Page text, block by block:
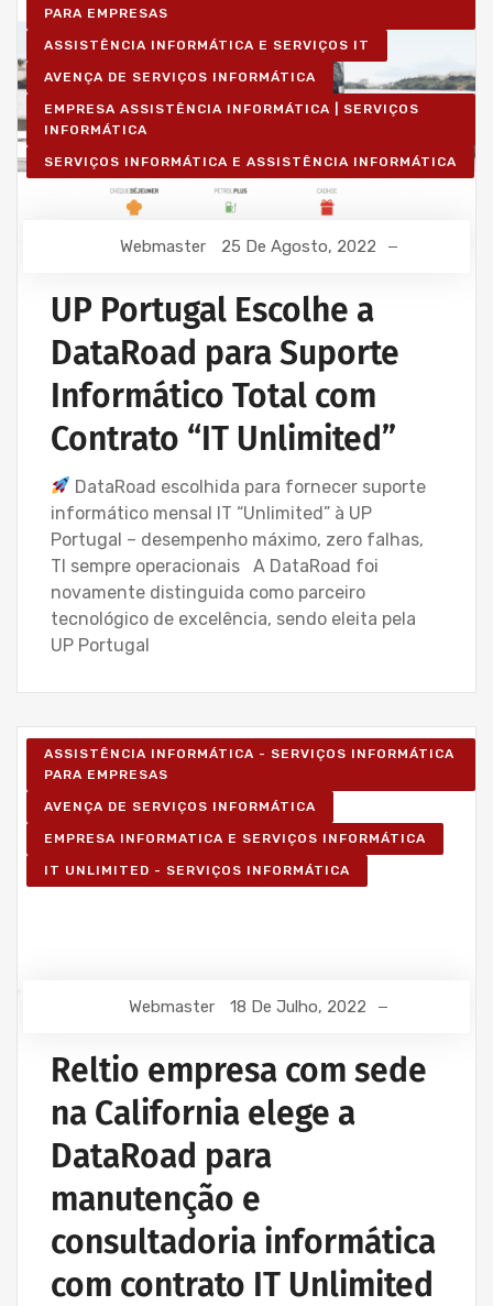
PARA EMPRESAS
ASSISTÊNCIA INFORMÁTICA E SERVIÇOS IT
AVENÇA DE SERVIÇOS INFORMÁTICA
EMPRESA ASSISTÊNCIA INFORMÁTICA | SERVIÇOS
INFORMÁTICA
SERVIÇOS INFORMÁTICA E ASSISTÊNCIA INFORMÁTICA
Webmaster 25 De Agosto, 2022
UP Portugal Escolhe a
DataRoad para Suporte
Informático Total com
Contrato “IT Unlimited”
DataRoad escolhida para fornecer suporte
informático mensal IT “Unlimited” à UP
Portugal – desempenho máximo, zero falhas,
TI sempre operacionais A DataRoad foi
novamente distinguida como parceiro
tecnológico de excelência, sendo eleita pela
UP Portugal
ASSISTÊNCIA INFORMÁTICA - SERVIÇOS INFORMÁTICA
PARA EMPRESAS
AVENÇA DE SERVIÇOS INFORMÁTICA
EMPRESA INFORMATICA E SERVIÇOS INFORMÁTICA
IT UNLIMITED - SERVIÇOS INFORMÁTICA
Webmaster 18 De Julho, 2022
Reltio empresa com sede
na California elege a
DataRoad para
manutenção e
consultadoria informática
com contrato IT Unlimited